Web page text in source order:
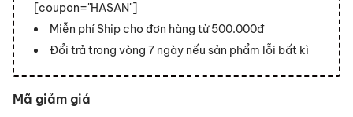
[coupon="HASAN"]
Miễn phí Ship cho đơn hàng từ 500.000đ
Đổi trả trong vòng 7 ngày nếu sản phẩm lỗi bất kì
Mã giảm giá